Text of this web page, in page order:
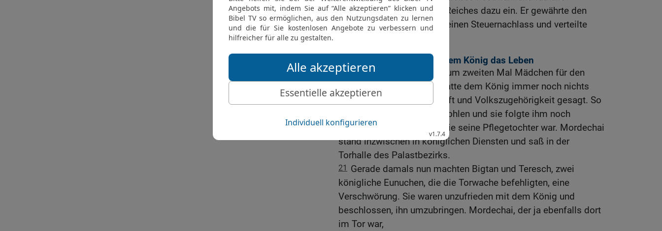
führenden Männer seines Reiches dazu ein. Er gewährte den
Provinzen seines Reiches einen Steuernachlass und verteilte
Esters Pflegevater rettet dem König das Leben
19-20 Inzwischen wurden zum zweiten Mal Mädchen für den
König gesammelt. Ester hatte dem König immer noch nichts
von ihrer jüdischen Herkunft und Volkszugehörigkeit gesagt. So
hatte Mordechai es ihr befohlen und sie folgte ihm noch
genauso wie damals, als sie seine Pflegetochter war. Mordechai
stand inzwischen in königlichen Diensten und saß in der
Torhalle des Palastbezirks.
21 Gerade damals nun machten Bigtan und Teresch, zwei
königliche Eunuchen, die die Torwache befehligten, eine
Verschwörung. Sie waren unzufrieden mit dem König und
beschlossen, ihn umzubringen. Mordechai, der ja ebenfalls dort
im Tor war,